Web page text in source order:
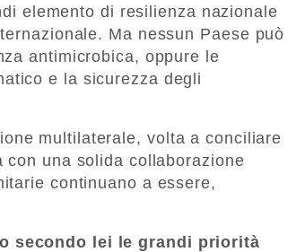
elemento di resilienza nazionale
Ma nessun Paese può
antimicrobica, oppure le
e la sicurezza degli
multilaterale, volta a conciliare
una solida collaborazione
continuano a essere,
secondo lei le grandi priorità